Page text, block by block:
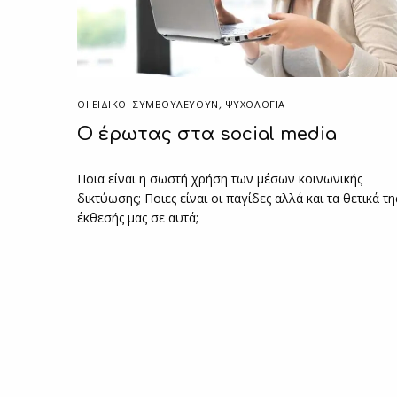
ΟΙ ΕΙΔΙΚΟΊ ΣΥΜΒΟΥΛΕΎΟΥΝ , ΨΥΧΟΛΟΓΙΑ
Ο έρωτας στα social media
Ποια είναι η σωστή χρήση των μέσων κοινωνικής
δικτύωσης; Ποιες είναι οι παγίδες αλλά και τα θετικά
έκθεσής μας σε αυτά;